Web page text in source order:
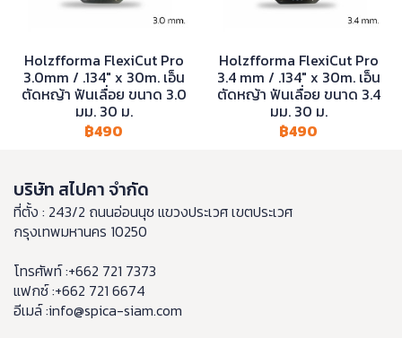
Holzfforma FlexiCut Pro
3.0mm / .134" x 30m. เอ็น
ตัดหญ้า ฟันเลื่อย ขนาด 3.0
มม. 30 ม.
฿490
Holzfforma FlexiCut Pro
3.4 mm / .134" x 30m. เอ็น
ตัดหญ้า ฟันเลื่อย ขนาด 3.4
มม. 30 ม.
฿490
บริษัท สไปคา จำกัด
ที่ตั้ง : 243/2 ถนนอ่อนนุช แขวงประเวศ เขตประเวศ
กรุงเทพมหานคร 10250
โทรศัพท์ :+662 721 7373
แฟกซ์ :+662 721 6674
อีเมล์ :info@spica-siam.com